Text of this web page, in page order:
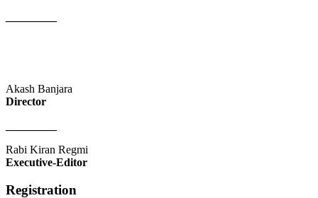
Akash Banjara
Director
Rabi Kiran Regmi
Executive-Editor
Registration